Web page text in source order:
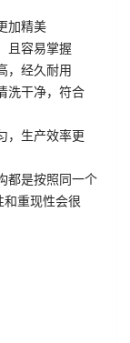
加精美
且容易掌握
，经久耐用
洗干净，符合
，生产效率更
都是按照同一个
重现性会很